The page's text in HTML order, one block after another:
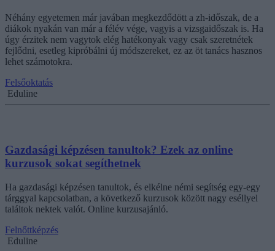
Néhány egyetemen már javában megkezdődött a zh-időszak, de a
diákok nyakán van már a félév vége, vagyis a vizsgaidőszak is. Ha
úgy érzitek nem vagytok elég hatékonyak vagy csak szeretnétek
fejlődni, esetleg kipróbálni új módszereket, ez az öt tanács hasznos
lehet számotokra.
Felsőoktatás
Eduline
Gazdasági képzésen tanultok? Ezek az online
kurzusok sokat segíthetnek
Ha gazdasági képzésen tanultok, és elkélne némi segítség egy-egy
tárggyal kapcsolatban, a következő kurzusok között nagy eséllyel
találtok nektek valót. Online kurzusajánló.
Felnőttképzés
Eduline